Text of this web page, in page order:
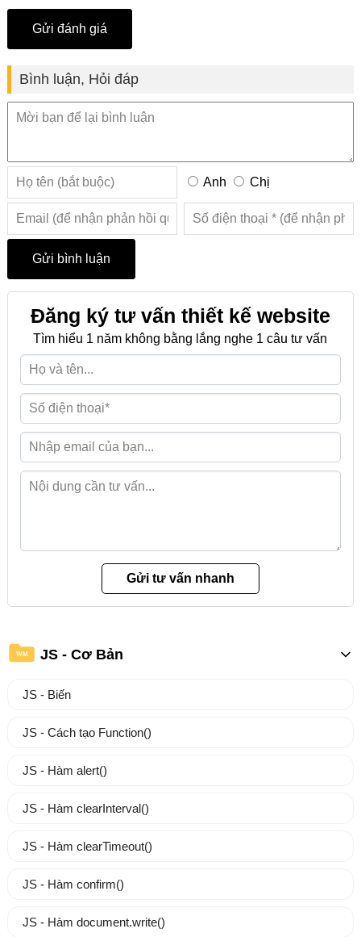
Bình luận, Hỏi đáp
Anh Chị
Đăng ký tư vấn thiết kế website
Tìm hiểu 1 năm không bằng lắng nghe 1 câu tư vấn
WM JS - Cơ Bản
JS - Biến
JS - Cách tạo Function()
JS - Hàm alert()
JS - Hàm clearInterval()
JS - Hàm clearTimeout()
JS - Hàm confirm()
JS - Hàm document.write()